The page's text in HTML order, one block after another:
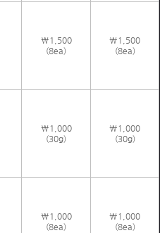
\1,500
(8ea)
\1,500
(8ea)
\1,000
(30g)
\1,000
(30g)
\1,000
(8ea)
\1,000
(8ea)